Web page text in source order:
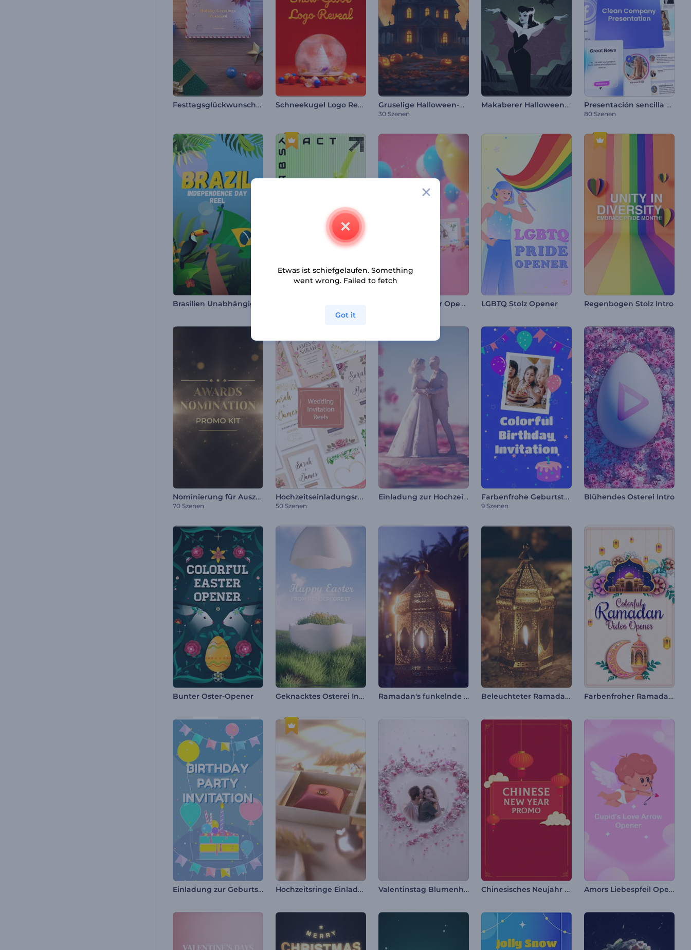
Festtagsglückwunsch-Postkarte Schneekugel Logo Reveal Gruselige Halloween-Animationen
30 Szenen
Makaberer Halloween-Opener Presentación sencilla para empresas
80 Szenen
Geburtstagsfeier Opener LGBTQ Stolz Opener Regenbogen Stolz Intro
Nominierung für Auszeichnungen Werbepaket
70 Szenen
Hochzeitseinladungsreels
50 Szenen
Einladung zur Hochzeit mit Figur Farbenfrohe Geburtstagseinladung
9 Szenen
Blühendes Osterei Intro
Bunter Oster-Opener Geknacktes Osterei Intro Ramadan's funkelnde Nachteinführung Beleuchteter Ramadan-Video-Opener Farbenfroher Ramadan-Video-Opener
Einladung zur Geburtstagsfeier Hochzeitsringe Einladungskarte Valentinstag Blumenherz Intro Chinesisches Neujahr Werbeaktion Amors Liebespfeil Opener
Etwas ist schiefgelaufen. Something
went wrong. Failed to fetch
Got it